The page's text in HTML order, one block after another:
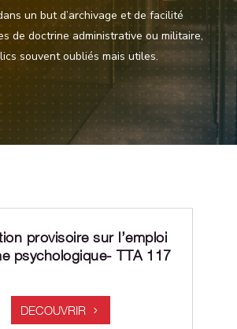
un but d’archivage et de facilité
de doctrine administrative ou militaire,
souvent oubliés mais utiles.
provisoire sur l’emploi
psychologique- TTA 117
DECOUVRIR